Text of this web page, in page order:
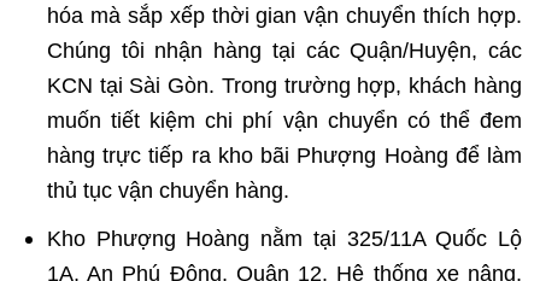
hóa mà sắp xếp thời gian vận chuyển thích hợp.
Chúng tôi nhận hàng tại các Quận/Huyện, các
KCN tại Sài Gòn. Trong trường hợp, khách hàng
muốn tiết kiệm chi phí vận chuyển có thể đem
hàng trực tiếp ra kho bãi Phượng Hoàng để làm
thủ tục vận chuyển hàng.
Kho Phượng Hoàng nằm tại 325/11A Quốc Lộ
1A, An Phú Đông, Quận 12. Hệ thống xe nâng,